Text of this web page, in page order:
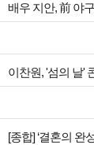
배우 지안, 前 야
이찬원, '섬의 날'